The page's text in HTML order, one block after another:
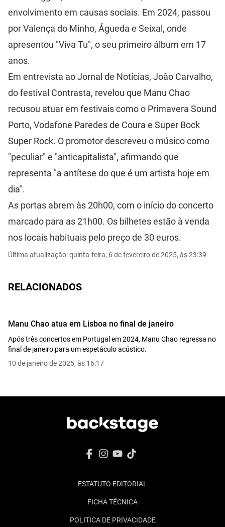
envolvimento em causas sociais. Em 2024, passou
por Valença do Minho, Águeda e Seixal, onde
apresentou "Viva Tu", o seu primeiro álbum em 17
anos.
Em entrevista ao Jornal de Notícias, João Carvalho,
do festival Contrasta, revelou que Manu Chao
recusou atuar em festivais como o Primavera Sound
Porto, Vodafone Paredes de Coura e Super Bock
Super Rock. O promotor descreveu o músico como
"peculiar" e "anticapitalista", afirmando que
representa "a antítese do que é um artista hoje em
dia".
As portas abrem às 20h00, com o início do concerto
marcado para as 21h00. Os bilhetes estão à venda
nos locais habituais pelo preço de 30 euros.
Última atualização: quinta-feira, 6 de fevereiro de 2025, às 23:39
RELACIONADOS
Manu Chao atua em Lisboa no final de janeiro
Após três concertos em Portugal em 2024, Manu Chao regressa no
final de janeiro para um espetáculo acústico.
10 de janeiro de 2025, às 16:17
ESTATUTO EDITORIAL
FICHA TÉCNICA
POLITICA DE PRIVACIDADE